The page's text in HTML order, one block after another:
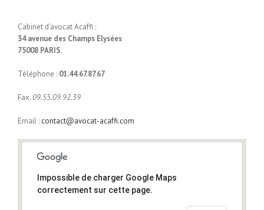
Cabinet d’avocat Acaffi :
34 avenue des Champs Elysées
75008 PARIS.
Téléphone : 01.44.67.87.67
Fax.09.55.09.92.39
Email : contact@avocat-acaffi.com
Impossible de charger Google Maps
correctement sur cette page.